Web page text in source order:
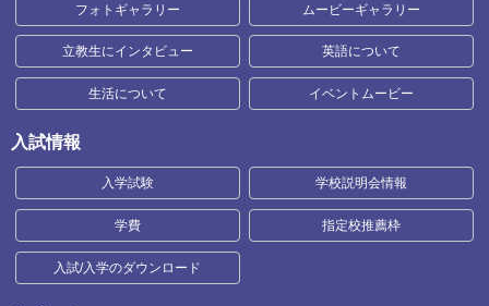
フォトギャラリー ムービーギャラリー
立教生にインタビュー 英語について
生活について イベントムービー
入試情報
入学試験 学校説明会情報
学費 指定校推薦枠
入試/入学のダウンロード